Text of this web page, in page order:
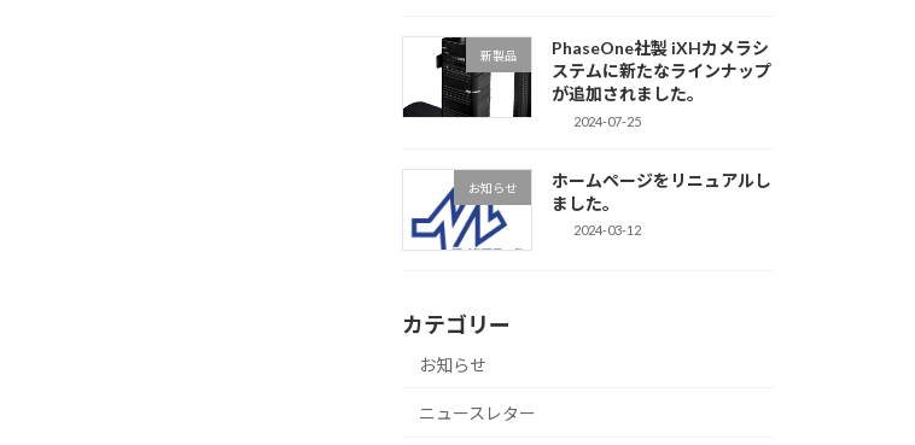
新製品
PhaseOne社製 iXHカメラシ
ステムに新たなラインナップ
が追加されました。
2024-07-25
お知らせ
ホームページをリニュアルし
ました。
2024-03-12
カテゴリー
お知らせ
ニュースレター